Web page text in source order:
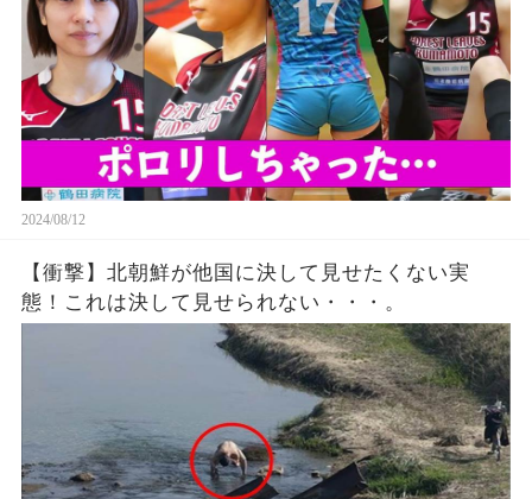
2024/08/12
【衝撃】北朝鮮が他国に決して見せたくない実
態！これは決して見せられない・・・。